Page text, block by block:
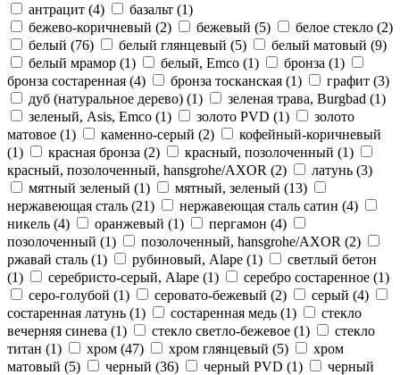
антрацит (4) базальт (1)
бежево-коричневый (2) бежевый (5) белое стекло (2)
белый (76) белый глянцевый (5) белый матовый (9)
белый мрамор (1) белый, Emco (1) бронза (1)
бронза состаренная (4) бронза тосканская (1) графит (3)
дуб (натуральное дерево) (1) зеленая трава, Burgbad (1)
зеленый, Asis, Emco (1) золото PVD (1)
золото
матовое (1) каменно-серый (2)
кофейный-коричневый
(1) красная бронза (2) красный, позолоченный (1)
красный, позолоченный, hansgrohe/AXOR (2) латунь (3)
мятный зеленый (1) мятный, зеленый (13)
нержавеющая сталь (21) нержавеющая сталь сатин (4)
никель (4) оранжевый (1) пергамон (4)
позолоченный (1) позолоченный, hansgrohe/AXOR (2)
ржавай сталь (1) рубиновый, Alape (1)
светлый бетон
(1) серебристо-серый, Alape (1) серебро состаренное (1)
серо-голубой (1) серовато-бежевый (2) серый (4)
состаренная латунь (1) состаренная медь (1)
стекло
вечерняя синева (1) стекло светло-бежевое (1)
стекло
титан (1) хром (47) хром глянцевый (5)
хром
матовый (5) черный (36) черный PVD (1)
черный